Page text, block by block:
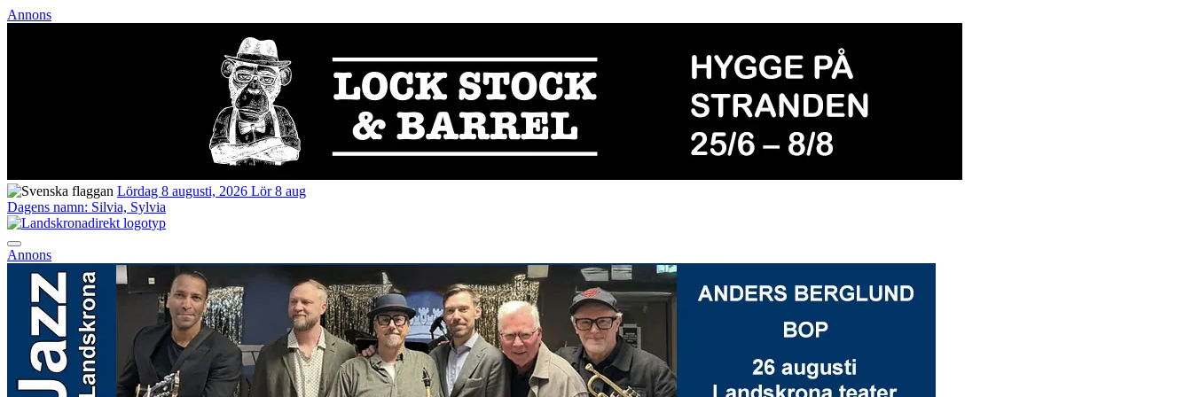
Annons
Lördag 8 augusti, 2026 Lör 8 aug
Dagens namn: Silvia, Sylvia
Annons